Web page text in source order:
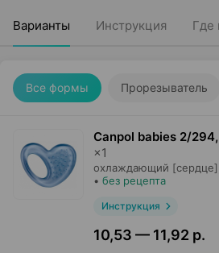
Варианты Инструкция Где
Все формы Прорезыватель
Canpol babies 2/
×1
охлаждающий [сердце],
• без рецепта
Инструкция
10,53 — 11,92 р.